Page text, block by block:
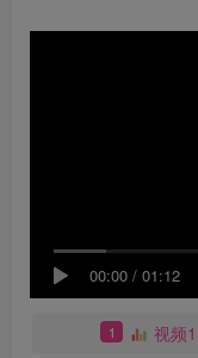
00:00 / 01:12
1 视频1